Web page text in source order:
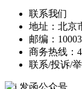
联系我们
地址： 北京
邮编：
商务热线：
联系/投诉/